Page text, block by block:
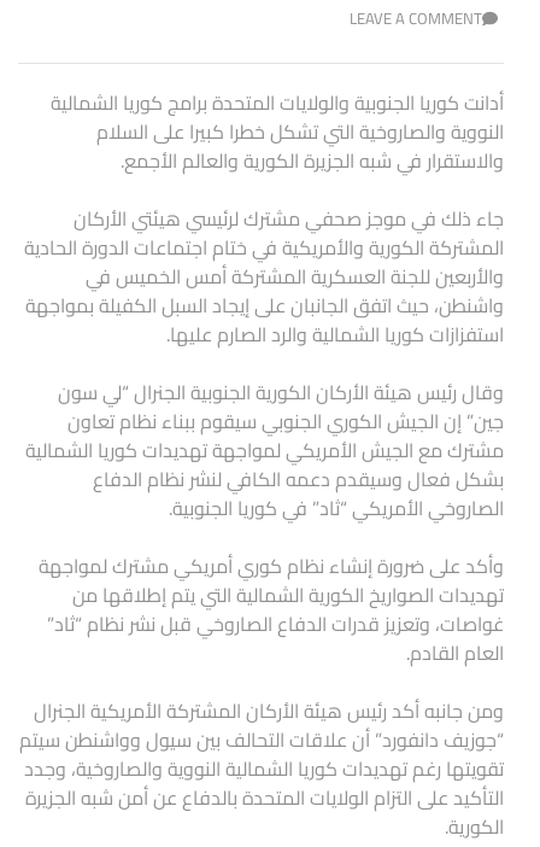
LEAVE A COMMENT
أدانت كوريا الجنوبية والولايات المتحدة برامج كوريا الشمالية
النووية والصاروخية التي تشكل خطرا كبيرا على السلام
والاستقرار في شبه الجزيرة الكورية والعالم الأجمع.
جاء ذلك في موجز صحفي مشترك لرئيسي هيئتي الأركان
المشتركة الكورية والأمريكية في ختام اجتماعات الدورة الحادية
والأربعين للجنة العسكرية المشتركة أمس الخميس في
واشنطن، حيث اتفق الجانبان على إيجاد السبل الكفيلة بمواجهة
استفزازات كوريا الشمالية والرد الصارم عليها.
وقال رئيس هيئة الأركان الكورية الجنوبية الجنرال “لي سون
جين” إن الجيش الكوري الجنوبي سيقوم ببناء نظام تعاون
مشترك مع الجيش الأمريكي لمواجهة تهديدات كوريا الشمالية
بشكل فعال وسيقدم دعمه الكافي لنشر نظام الدفاع
الصاروخي الأمريكي “ثاد” في كوريا الجنوبية.
وأكد على ضرورة إنشاء نظام كوري أمريكي مشترك لمواجهة
تهديدات الصواريخ الكورية الشمالية التي يتم إطلاقها من
غواصات، وتعزيز قدرات الدفاع الصاروخي قبل نشر نظام “ثاد”
العام القادم.
ومن جانبه أكد رئيس هيئة الأركان المشتركة الأمريكية الجنرال
“جوزيف دانفورد” أن علاقات التحالف بين سيول وواشنطن سيتم
تقويتها رغم تهديدات كوريا الشمالية النووية والصاروخية، وجدد
التأكيد على التزام الولايات المتحدة بالدفاع عن أمن شبه الجزيرة
الكورية.